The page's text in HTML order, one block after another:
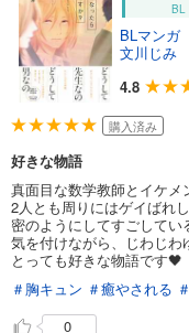
BL
BLマンガ
文川じみ
4.8
購入済み
好きな物語
真面目な数学教師とイケ
2人とも周りにはゲイばれ
密のようにしてすごして
気を付けながら、じわじわ
とっても好きな物語です🖤
＃胸キュン ＃癒やされる
0